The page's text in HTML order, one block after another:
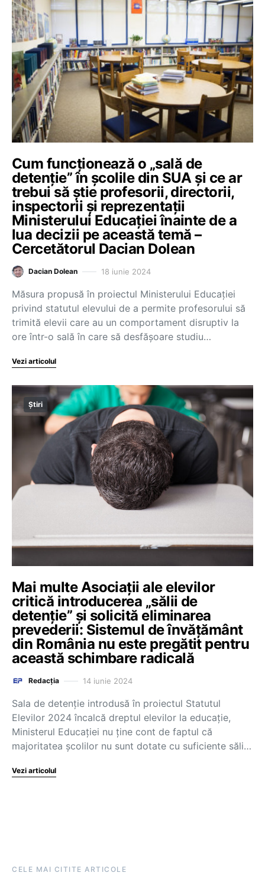
Cum funcționează o „sală de
detenție” în școlile din SUA și ce ar
trebui să știe profesorii, directorii,
inspectorii și reprezentații
Ministerului Educației înainte de a
lua decizii pe această temă –
Cercetătorul Dacian Dolean
Dacian Dolean 18 iunie 2024
Măsura propusă în proiectul Ministerului Educației
privind statutul elevului de a permite profesorului să
trimită elevii care au un comportament disruptiv la
ore într-o sală în care să desfășoare studiu…
Vezi articolul
Știri
Mai multe Asociații ale elevilor
critică introducerea „sălii de
detenție” și solicită eliminarea
prevederii: Sistemul de învățământ
din România nu este pregătit pentru
această schimbare radicală
Redacția 14 iunie 2024
Sala de detenție introdusă în proiectul Statutul
Elevilor 2024 încalcă dreptul elevilor la educație,
Ministerul Educației nu ține cont de faptul că
majoritatea școlilor nu sunt dotate cu suficiente săli…
Vezi articolul
CELE MAI CITITE ARTICOLE